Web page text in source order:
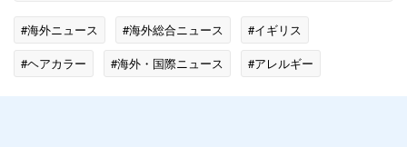
#海外ニュース #海外総合ニュース
#イギリス
#ヘアカラー
#海外・国際ニュース #アレルギー